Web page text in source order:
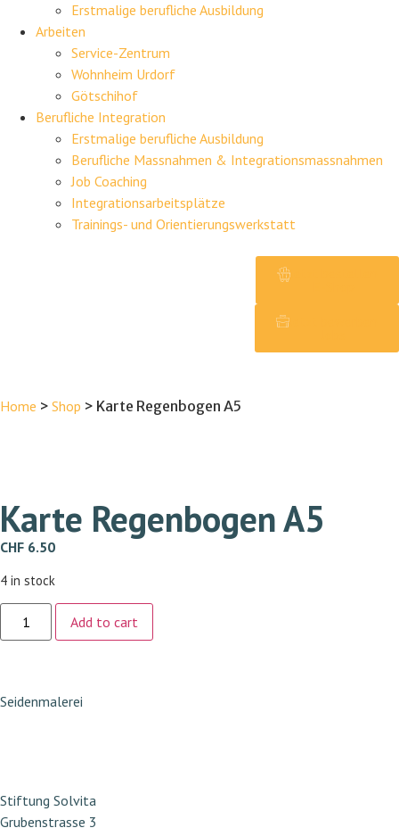
Erstmalige berufliche Ausbildung
Arbeiten
Service-Zentrum
Wohnheim Urdorf
Götschihof
Berufliche Integration
Erstmalige berufliche Ausbildung
Berufliche Massnahmen & Integrationsmassnahmen
Job Coaching
Integrationsarbeitsplätze
Trainings- und Orientierungswerkstatt
Home > Shop > Karte Regenbogen A5
Karte Regenbogen A5
CHF 6.50
4 in stock
Add to cart
Seidenmalerei
Stiftung Solvita
Grubenstrasse 3